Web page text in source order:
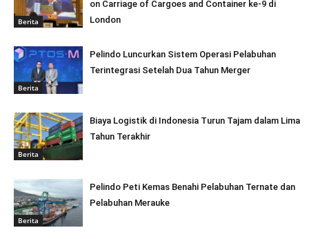
Berita
on Carriage of Cargoes and Container ke-9 di
London
Berita
Pelindo Luncurkan Sistem Operasi Pelabuhan
Terintegrasi Setelah Dua Tahun Merger
Berita
Biaya Logistik di Indonesia Turun Tajam dalam Lima
Tahun Terakhir
Berita
Pelindo Peti Kemas Benahi Pelabuhan Ternate dan
Pelabuhan Merauke